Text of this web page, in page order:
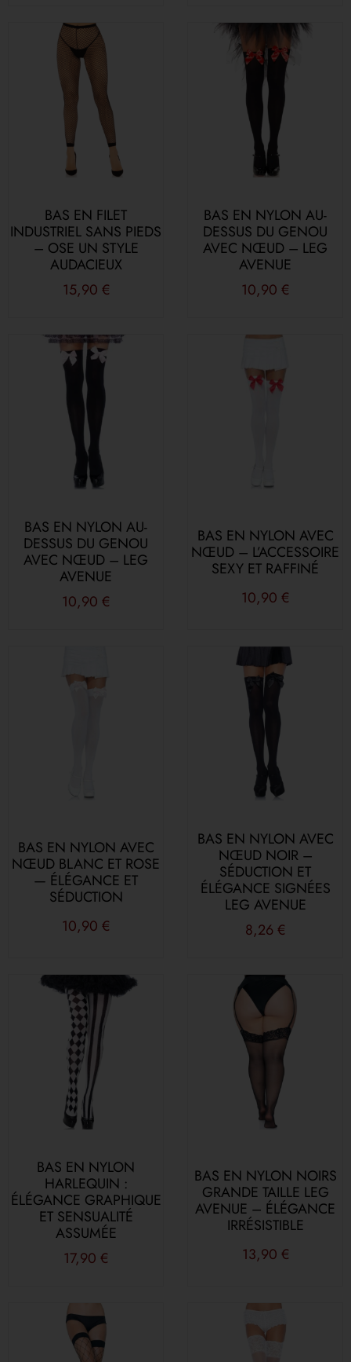
BAS EN FILET
INDUSTRIEL SANS PIEDS
– OSE UN STYLE
AUDACIEUX
15,90 €
BAS EN NYLON AU-
DESSUS DU GENOU
AVEC NŒUD – LEG
AVENUE
10,90 €
BAS EN NYLON AU-
DESSUS DU GENOU
AVEC NŒUD – LEG
AVENUE
10,90 €
BAS EN NYLON AVEC
NŒUD – L’ACCESSOIRE
SEXY ET RAFFINÉ
10,90 €
BAS EN NYLON AVEC
NŒUD BLANC ET ROSE
— ÉLÉGANCE ET
SÉDUCTION
10,90 €
BAS EN NYLON AVEC
NŒUD NOIR –
SÉDUCTION ET
ÉLÉGANCE SIGNÉES
LEG AVENUE
8,26 €
BAS EN NYLON
HARLEQUIN :
ÉLÉGANCE GRAPHIQUE
ET SENSUALITÉ
ASSUMÉE
17,90 €
BAS EN NYLON NOIRS
GRANDE TAILLE LEG
AVENUE – ÉLÉGANCE
IRRÉSISTIBLE
13,90 €